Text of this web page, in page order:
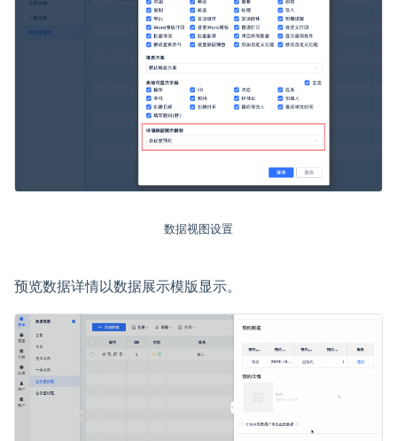
数据视图设置
预览数据详情以数据展示模版显示。